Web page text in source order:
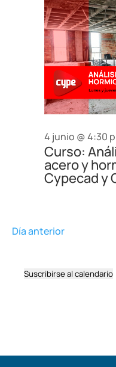
Curso:
acero y
Cypecad y
4 junio @ 4:30
Día anterior
Suscribirse al calendario